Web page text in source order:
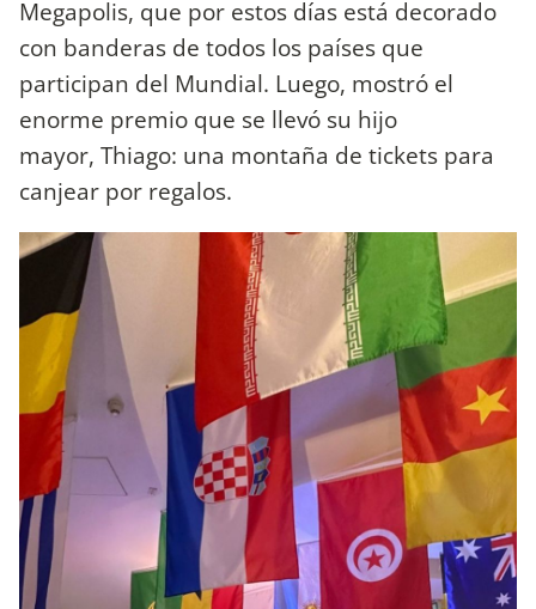
Megapolis, que por estos días está decorado
con banderas de todos los países que
participan del Mundial. Luego, mostró el
enorme premio que se llevó su hijo
mayor, Thiago: una montaña de tickets para
canjear por regalos.